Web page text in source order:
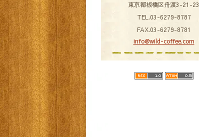
東京都板橋区舟渡3-21-23
TEL.03-6279-8787
FAX.03-6279-8781
info@wild-coffee.com